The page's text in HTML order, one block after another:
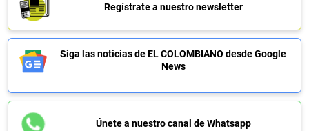
Regístrate a nuestro newsletter
Siga las noticias de EL COLOMBIANO desde Google
News
Únete a nuestro canal de Whatsapp